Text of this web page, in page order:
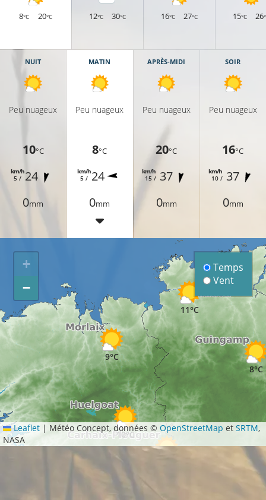
8°C 20°C 12°C 30°C 16°C 27°C 15°C 26
NUIT
Peu nuageux
10°C
5 /
km/h24
0mm
MATIN
Peu nuageux
8°C
5 /
km/h24
0mm
APRÈS-MIDI
Peu nuageux
20°C
15 /
km/h 37
0mm
SOIR
Peu nuageux
16°C
10 /
km/h 37
0mm
10°C
9°C
8°C
11°C
+
−
Temps
Vent
Leaflet | Météo Concept, données ©OpenStreetMap etSRTM,
NASA